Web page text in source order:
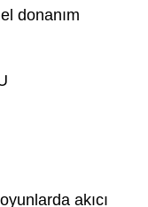
donanım
akıcı